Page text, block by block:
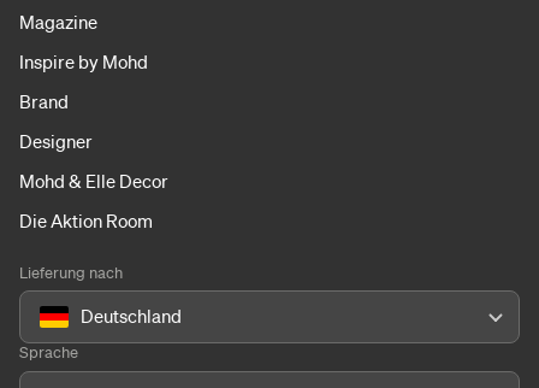
Magazine
Inspire by Mohd
Brand
Designer
Mohd & Elle Decor
Die Aktion Room
Lieferung nach
Deutschland
Sprache